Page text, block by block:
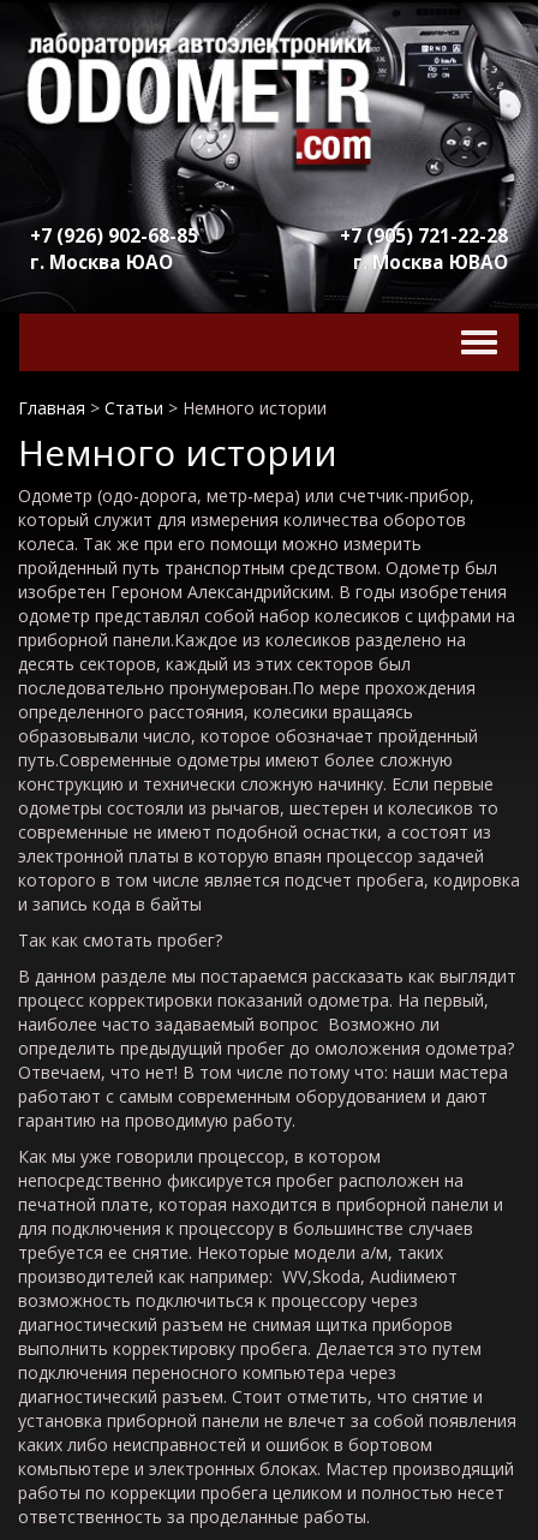
+7 (926) 902-68-85
г. Москва ЮАО
+7 (905) 721-22-28
г. Москва ЮВАО
Главная > Статьи > Немного истории
Немного истории
Одометр (одо-дорога, метр-мера) или счетчик-прибор,
который служит для измерения количества оборотов
колеса. Так же при его помощи можно измерить
пройденный путь транспортным средством. Одометр был
изобретен Героном Александрийским. В годы изобретения
одометр представлял собой набор колесиков с цифрами на
приборной панели.Каждое из колесиков разделено на
десять секторов, каждый из этих секторов был
последовательно пронумерован.По мере прохождения
определенного расстояния, колесики вращаясь
образовывали число, которое обозначает пройденный
путь.Современные одометры имеют более сложную
конструкцию и технически сложную начинку. Если первые
одометры состояли из рычагов, шестерен и колесиков то
современные не имеют подобной оснастки, а состоят из
электронной платы в которую впаян процессор задачей
которого в том числе является подсчет пробега, кодировка
и запись кода в байты
Так как смотать пробег?
В данном разделе мы постараемся рассказать как выглядит
процесс корректировки показаний одометра. На первый,
наиболее часто задаваемый вопрос Возможно ли
определить предыдущий пробег до омоложения одометра?
Отвечаем, что нет! В том числе потому что: наши мастера
работают с самым современным оборудованием и дают
гарантию на проводимую работу.
Как мы уже говорили процессор, в котором
непосредственно фиксируется пробег расположен на
печатной плате, которая находится в приборной панели и
для подключения к процессору в большинстве случаев
требуется ее снятие. Некоторые модели а/м, таких
производителей как например: WV,Skoda, Audiимеют
возможность подключиться к процессору через
диагностический разъем не снимая щитка приборов
выполнить корректировку пробега. Делается это путем
подключения переносного компьютера через
диагностический разъем. Стоит отметить, что снятие и
установка приборной панели не влечет за собой появления
каких либо неисправностей и ошибок в бортовом
комьпьютере и электронных блоках. Мастер производящий
работы по коррекции пробега целиком и полностью несет
ответственность за проделанные работы.